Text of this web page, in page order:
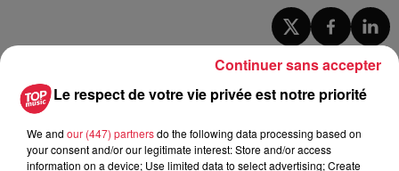
robinets
Le respect de votre vie privée est notre priorité
We and our (447) partnersdo the following data processing based on
your consent and/or our legitimate interest: Store and/or access
information on a device; Use limited data to select advertising; Create
Continuer sans accepter